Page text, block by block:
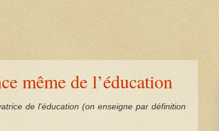
même de l’éducation
de l'éducation (on enseigne par définition